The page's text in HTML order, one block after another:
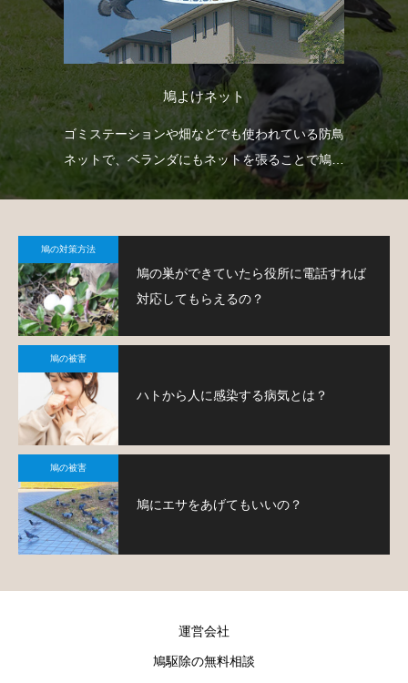
鳩よけネット
ゴミステーションや畑などでも使われている防鳥
ネットで、ベランダにもネットを張ることで鳩対
策が可能です。
鳩の対策方法
鳩の巣ができていたら役所に電話すれば
対応してもらえるの？
鳩の被害
ハトから人に感染する病気とは？
鳩の被害
鳩にエサをあげてもいいの？
運営会社
鳩駆除の無料相談